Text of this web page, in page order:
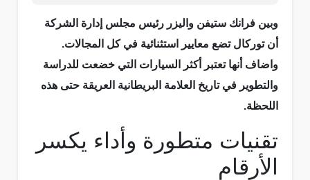
وبين فرانك ستيفن واليزر رئيس مجلس إدارة الشركة
أن توركال تضع معايير استثنائية في كل المجالات.
واضاف أنها تعتبر أكثر السيارات التي خضعت للدراسة
والتطوير في تاريخ العلامة البريطانية العريقة حتى هذه
اللحظة.
تقنيات متطورة وأداء يكسر
الأرقام